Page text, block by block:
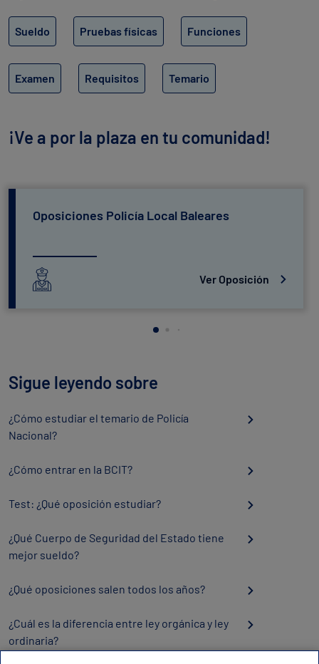
Sueldo Pruebas físicas Funciones
Examen Requisitos Temario
¡Ve a por la plaza en tu comunidad!
Oposiciones Policía Local Baleares
Ver Oposición
Sigue leyendo sobre
¿Cómo estudiar el temario de Policía
Nacional?
¿Cómo entrar en la BCIT?
Test: ¿Qué oposición estudiar?
¿Qué Cuerpo de Seguridad del Estado tiene
mejor sueldo?
¿Qué oposiciones salen todos los años?
¿Cuál es la diferencia entre ley orgánica y ley
ordinaria?